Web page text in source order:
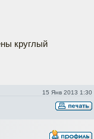
круглый
15 Янв 2013 1:30